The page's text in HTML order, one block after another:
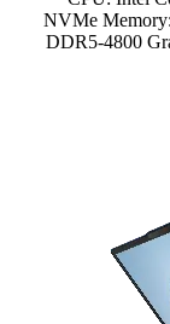
NVMe
DDR5-4800